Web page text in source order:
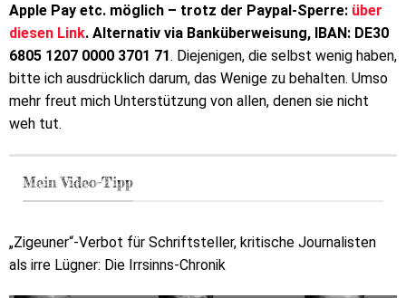
Apple Pay etc. möglich – trotz der Paypal-Sperre: über
diesen Link. Alternativ via Banküberweisung, IBAN: DE30
6805 1207 0000 3701 71. Diejenigen, die selbst wenig haben,
bitte ich ausdrücklich darum, das Wenige zu behalten. Umso
mehr freut mich Unterstützung von allen, denen sie nicht
weh tut.
Mein Video-Tipp
„Zigeuner“-Verbot für Schriftsteller, kritische Journalisten
als irre Lügner: Die Irrsinns-Chronik